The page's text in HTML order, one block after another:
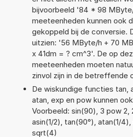
bijvoorbeeld '84 * 98
meeteenheden kunnen ook
gekoppeld bij de conversie.
uitzien: '56 MByte/h + 70
x 41dm = ? cm^3'. De op
meeteenheden moeten
zinvol zijn in de betreffende
De wiskundige functies tan,
atan, exp en pow kunnen
Voorbeeld: sin(90), 3 pow 2,
asin(1/2), tan(90°), atan(1/
sqrt(4)